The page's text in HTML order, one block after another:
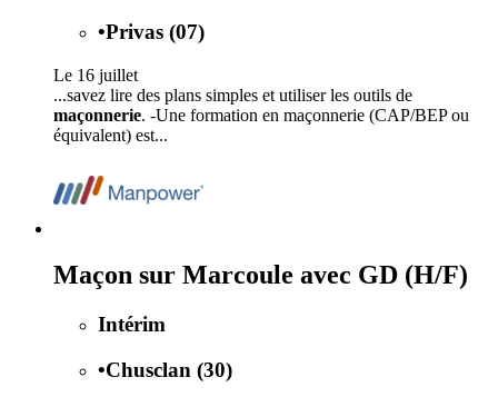
•Privas (07)
Le 16 juillet
...savez lire des plans simples et utiliser les outils de
maçonnerie. -Une formation en maçonnerie (CAP/BEP ou
équivalent) est...
Maçon sur Marcoule avec GD (H/F)
Intérim
•Chusclan (30)